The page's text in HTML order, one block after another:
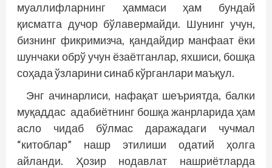
муаллифларнинг ҳаммаси ҳам бундай
қисматга дучор бўлавермайди. Шунинг учун,
бизнинг фикримизча, қандайдир манфаат ёки
шунчаки обрў учун ёзаётганлар, яхшиси, бошқа
соҳада ўзларини синаб кўрганлари маъқул.
Энг ачинарлиси, нафақат шеъриятда, балки
муқаддас адабиётнинг бошқа жанрларида ҳам
асло чидаб бўлмас даражадаги чучмал
“китоблар” нашр этилиши одатий ҳолга
айланди. Ҳозир нодавлат нашриётларда